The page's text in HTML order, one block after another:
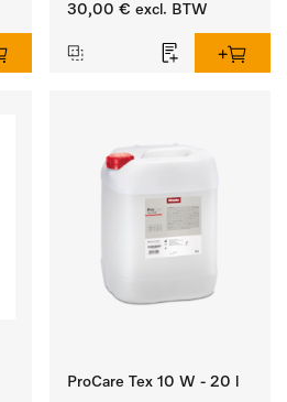
30,00 € excl. BTW
ProCare Tex 10 W - 20 l